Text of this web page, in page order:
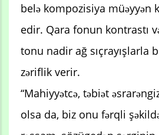
belə kompozisiya müəyyən
edir. Qara fonun kontrastı
tonu nadir ağ sıçrayışlarla
zəriflik verir.
“Mahiyyətcə, təbiət
olsa da, biz onu fərqli